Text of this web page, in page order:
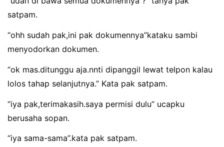
satpam.
“ohh sudah pak,ini pak dokumennya”kataku sambi
menyodorkan dokumen.
“ok mas.ditunggu aja.nnti dipanggil lewat telpon kalau
lolos tahap selanjutnya.” Kata pak satpam.
“iya pak,terimakasih.saya permisi dulu” ucapku
berusaha sopan.
“iya sama-sama”.kata pak satpam.